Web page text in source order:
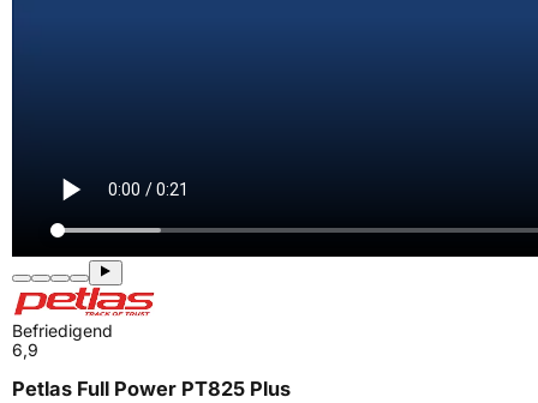
Befriedigend
6,9
Petlas Full Power PT825 Plus